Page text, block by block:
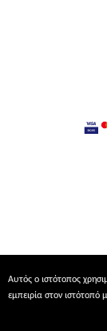
Αυτός ο ιστότοπος
εμπειρία στον ιστότοπό